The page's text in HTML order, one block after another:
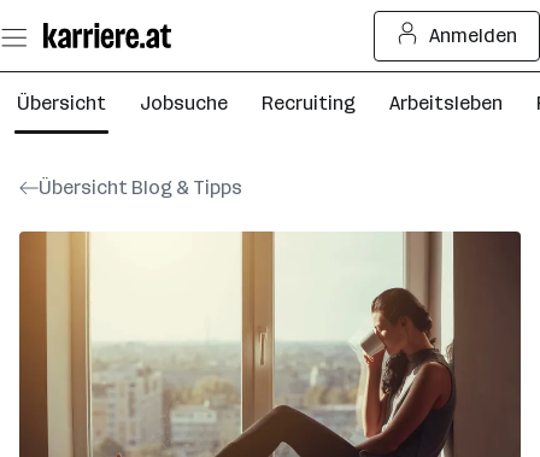
Seiteninhalt
springen
Anmelden
Übersicht Jobsuche Recruiting Arbeitsleben
Übersicht Blog & Tipps